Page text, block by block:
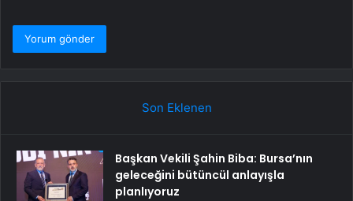
Son Eklenen
Başkan Vekili Şahin Biba: Bursa’nın
geleceğini bütüncül anlayışla
planlıyoruz